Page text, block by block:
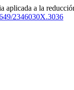
aplicada a la
2346030X.3036